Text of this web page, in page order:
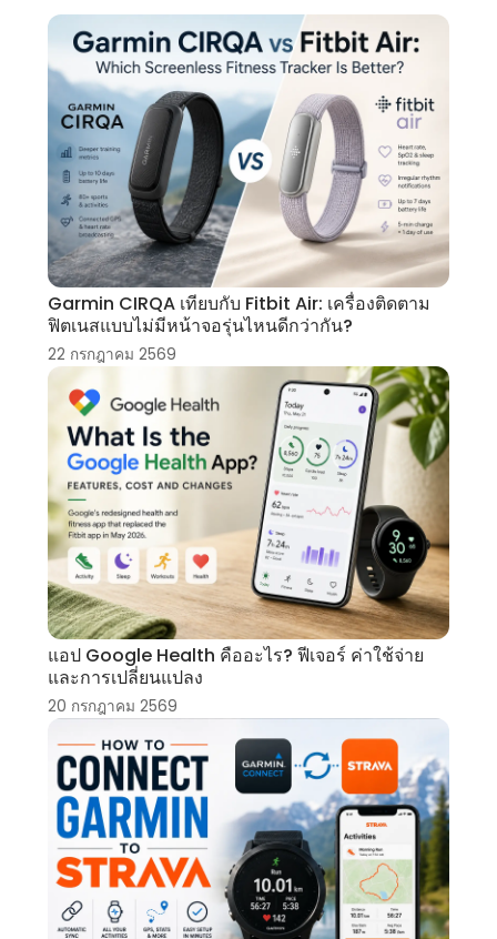
Garmin CIRQA เทียบกับ Fitbit Air: เครื่องติดตาม
ฟิตเนสแบบไม่มีหน้าจอรุ่นไหนดีกว่ากัน?
22 กรกฎาคม 2569
แอป Google Health คืออะไร? ฟีเจอร์ ค่าใช้จ่าย
และการเปลี่ยนแปลง
20 กรกฎาคม 2569